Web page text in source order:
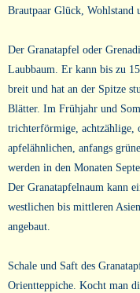
Brautpaar Glück, Wohlstand
Der Granatapfel oder
Laubbaum. Er kann bis zu
breit und hat an der Spitze
Blätter. Im Frühjahr und
trichterförmige, achtzählige,
apfelähnlichen, anfangs
werden in den Monaten
Der Granatapfelnaum kann
westlichen bis mittleren
angebaut.
Schale und Saft des
Orientteppiche. Kocht man